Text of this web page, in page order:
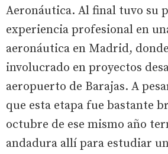
Aeronáutica. Al final tuvo su
experiencia profesional en
aeronáutica en Madrid,
involucrado en proyectos
aeropuerto de Barajas. A
que esta etapa fue bastante
octubre de ese mismo año
andadura allí para estudiar